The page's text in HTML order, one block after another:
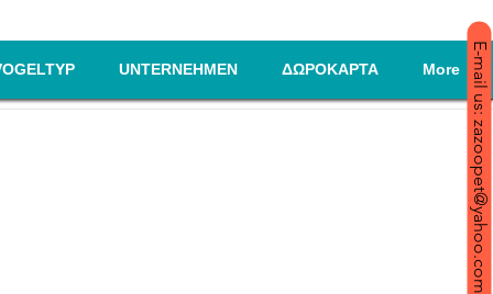
E-mail us: zazoopet@yahoo.com
UNTERNEHMEN ΔΩΡΟΚΑΡΤΑ More